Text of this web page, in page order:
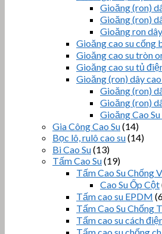
Gioăng (ron)
Gioăng (ron)
Gioăng ron
Gioăng cao su cống
Gioăng cao su tròn
Gioăng cao su tủ
Gioăng (ron) dây
Gioăng (ron)
Gioăng (ron)
Gioăng Cao
Gia Công Cao Su(14)
Bọc lô, rulô cao su(14)
Bi Cao Su(13)
Tấm Cao Su(19)
Tấm Cao Su Chống
Cao Su Ốp Cột
Tấm cao su EPDM
Tấm Cao Su Chống
Tấm cao su cách